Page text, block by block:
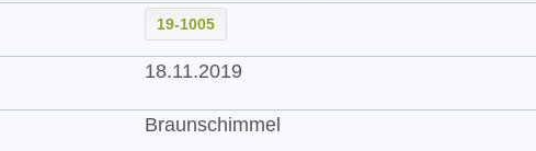
19-1005
18.11.2019
Braunschimmel